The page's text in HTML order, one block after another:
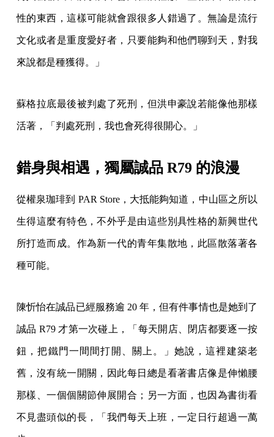
性的東西，這樣可能就會跟很多人錯過了。無論是流行
文化或者是重度愛好者，只要能夠和他們聊到天，對我
來說都是種獲得。」
蘇格拉底最後被判處了死刑，但洪申豪說若能像他那樣
活著，「判處死刑，我也會死得很開心。」
錯身與相遇，獨屬誠品 R79 的浪漫
從權泉珈琲到 PAR Store，大抵能夠知道，中山區之所以
生得這麼有特色，不外乎是由這些別具性格的新興世代
所打造而成。作為新一代的青年集散地，此區散落著各
種可能。
陳忻怡在誠品已經服務逾 20 年，但有件事情也是她到了
誠品 R79 才第一次碰上，「每天開店、閉店都要逐一按
鈕，把鐵門一間間打開、關上。」她說，這裡建築老
舊，沒有統一開關，因此每日總是看著書店像是伸懶腰
那樣、一個個關節伸展開合；另一方面，也因為書街看
不見盡頭似的長，「我們每天上班，一定日行超過一萬